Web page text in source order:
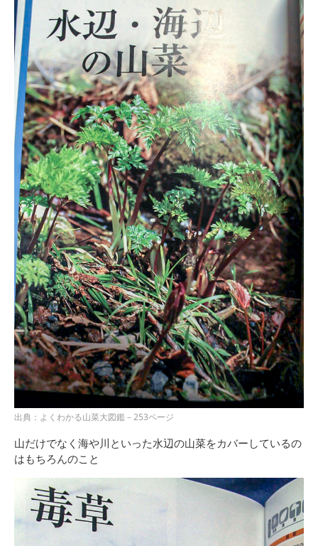
出典：よくわかる山菜大図鑑－253ページ
山だけでなく海や川といった水辺の山菜をカバーしているの
はもちろんのこと